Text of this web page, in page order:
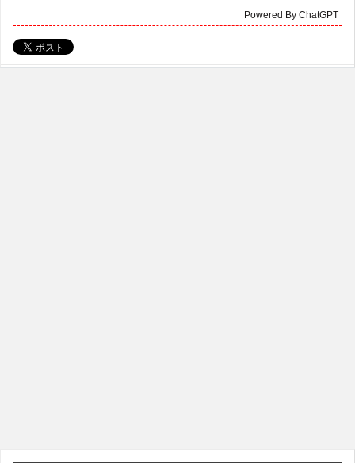
Powered By ChatGPT